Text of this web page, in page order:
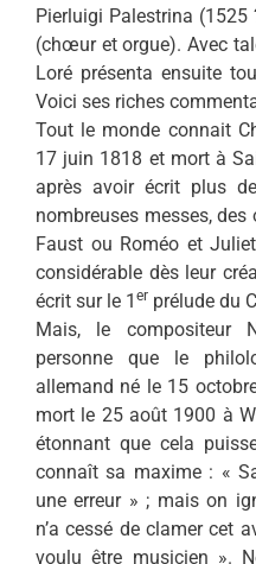
Pierluigi Palestrina
(chœur et orgue). Avec
Loré présenta ensuite
Voici ses riches
Tout le monde connait
17 juin 1818 et mort à
après avoir écrit plus
nombreuses messes,
Faust ou Roméo et
considérable dès leur
écrit sur le 1 er prélude du
Mais, le compositeur
personne que le
allemand né le 15
mort le 25 août 1900 à
étonnant que cela
connaît sa maxime : «
une erreur » ; mais on
n’a cessé de clamer cet
voulu être musicien ».